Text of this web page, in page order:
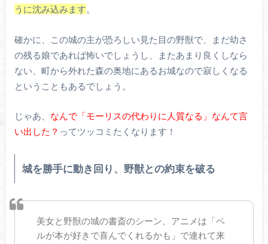
うに沈み込みます。
確かに、この城の主が恐ろしい見た目の野獣で、まだ幼さ
の残る娘であれば怖いでしょうし、またあまり良くしなら
ない、町から外れた森の奥地にあるお城なので寂しくなる
ということもあるでしょう。
じゃあ、 なんで「モーリスの代わりに人質なる」なんて言
い出した？ ってツッコミたくなります！
城を勝手に動き回り、野獣との約束を破る
美女と野獣の城の書斎のシーン、アニメは「ベ
ルが本が好きで喜んでくれるかも」で連れて来